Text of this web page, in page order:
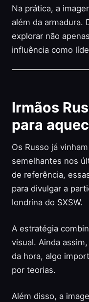
Na prática, a
além da armadura.
explorar não
influência como
Irmãos
para
Os Russo já
semelhantes nos
de referência,
para divulgar a
londrina do SXSW.
A estratégia
visual. Ainda
da hora, algo
por teorias.
Além disso, a